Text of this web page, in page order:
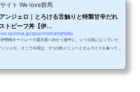
イト We love群馬
ンジェロ｜とろける舌触りと特製甘辛だれ
トビーフ丼【伊...
gourmet/anghello
勢崎オートレース場方面へ向かう途中に、いつも気になっていた
ジェロ。そこで今回は、3つの肉メニューとオムライスを食べて
ントが入る一角にレストランアンジェロは店を構えます。店内の